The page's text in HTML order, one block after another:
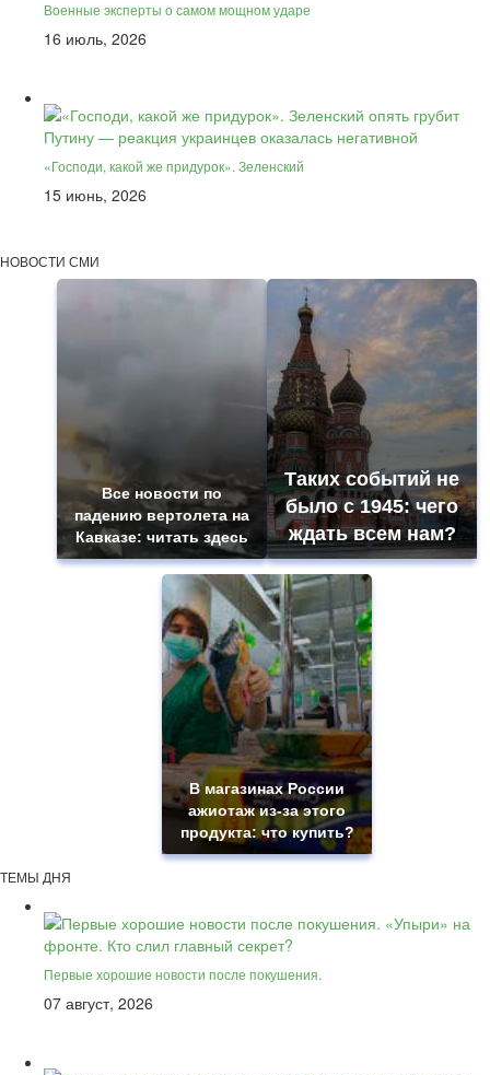
Военные эксперты о самом мощном ударе
16 июль, 2026
«Господи, какой же придурок». Зеленский
15 июнь, 2026
НОВОСТИ СМИ
Все новости по
падению вертолета на
Кавказе: читать здесь
Таких событий не
было с 1945: чего
ждать всем нам?
В магазинах России
ажиотаж из-за этого
продукта: что купить?
ТЕМЫ ДНЯ
Первые хорошие новости после покушения.
07 август, 2026